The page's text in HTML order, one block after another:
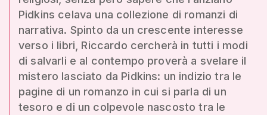
Pidkins celava una collezione di romanzi di
narrativa. Spinto da un crescente interesse
verso i libri, Riccardo cercherà in tutti i modi
di salvarli e al contempo proverà a svelare il
mistero lasciato da Pidkins: un indizio tra le
pagine di un romanzo in cui si parla di un
tesoro e di un colpevole nascosto tra le